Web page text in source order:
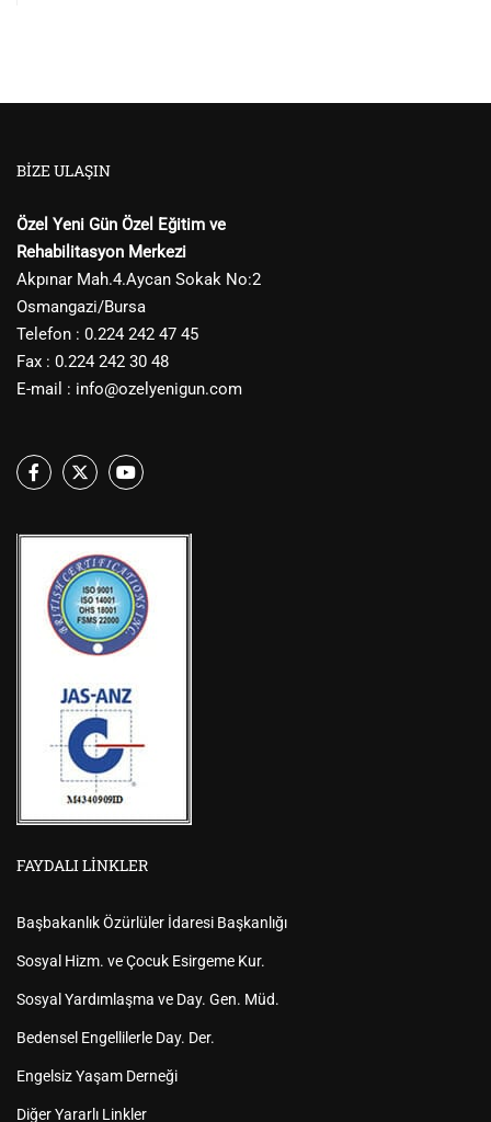
BIZE ULAŞIN
Özel Yeni Gün Özel Eğitim ve
Rehabilitasyon Merkezi
Akpınar Mah.4.Aycan Sokak No:2
Osmangazi/Bursa
Telefon : 0.224 242 47 45
Fax : 0.224 242 30 48
E-mail : info@ozelyenigun.com
FAYDALI LINKLER
Başbakanlık Özürlüler İdaresi Başkanlığı
Sosyal Hizm. ve Çocuk Esirgeme Kur.
Sosyal Yardımlaşma ve Day. Gen. Müd.
Bedensel Engellilerle Day. Der.
Engelsiz Yaşam Derneği
Diğer Yararlı Linkler